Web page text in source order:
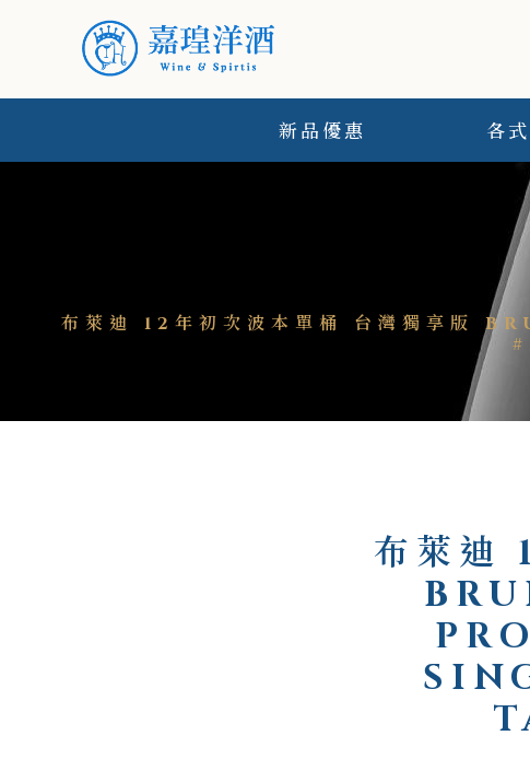
新品優惠 各
布萊迪 12年初次波本單桶 台灣獨享
布萊迪